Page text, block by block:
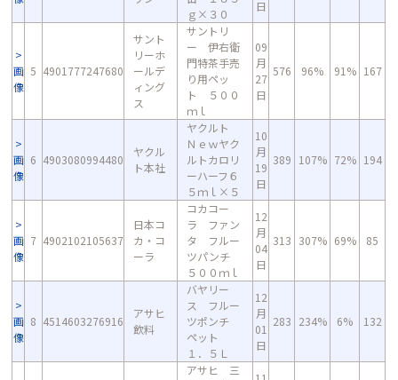
ｇ×３０
日
画
像
5 4901777247680
サント
リーホ
ールデ
ィング
ス
サントリ
ー 伊右衛
門特茶手売
り用ペッ
ト ５００
ｍｌ
09
月
27
日
576 96% 91% 167
画
像
6 4903080994480
ヤクル
ト本社
ヤクルト
Ｎｅｗヤク
ルトカロリ
ーハーフ６
５ｍｌ×５
10
月
19
日
389 107% 72% 194
画
像
7 4902102105637
日本コ
カ・コ
ーラ
コカコー
ラ ファン
タ フルー
ツパンチ
５００ｍｌ
12
月
04
日
313 307% 69% 85
画
像
8 4514603276916
アサヒ
飲料
バヤリー
ス フルー
ツポンチ
ペット
１．５Ｌ
12
月
01
日
283 234% 6% 132
アサヒ 三